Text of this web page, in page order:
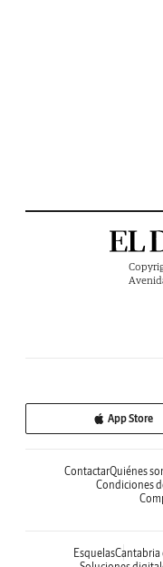
App Store
ContactarQuiénes
Condiciones
EsquelasCantabria